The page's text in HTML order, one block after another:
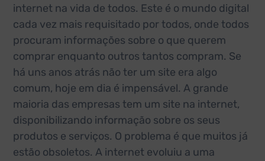
internet na vida de todos. Este é o mundo digital
cada vez mais requisitado por todos, onde todos
procuram informações sobre o que querem
comprar enquanto outros tantos compram. Se
há uns anos atrás não ter um site era algo
comum, hoje em dia é impensável. A grande
maioria das empresas tem um site na internet,
disponibilizando informação sobre os seus
produtos e serviços. O problema é que muitos já
estão obsoletos. A internet evoluiu a uma